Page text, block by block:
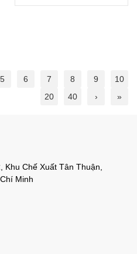
5 6 7 8 9
10
20
40 › »
Khu Chế Xuất Tân Thuận,
Minh